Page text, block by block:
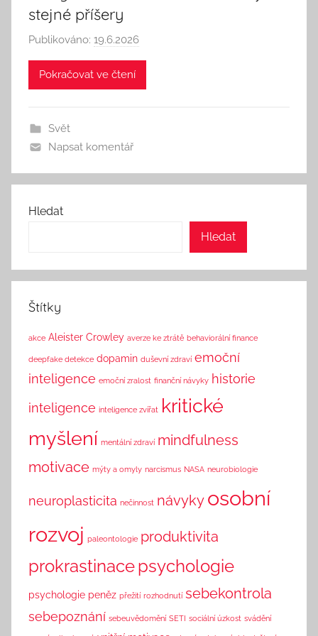
stejné příšery
Publikováno: 19.6.2026
u
e
T
n
k
Pokračovat ve čtení
Svět
Napsat komentář
Hledat
Hledat
Štítky
akce Aleister Crowley averze ke ztrátě behaviorální finance
deepfake detekce dopamin duševní zdraví emoční
inteligence emoční zralost finanční návyky historie
inteligence inteligence zvířat kritické
myšlení mentální zdraví mindfulness
motivace mýty a omyly narcismus NASA neurobiologie
neuroplasticita nečinnost návyky osobní
rozvoj paleontologie produktivita
prokrastinacepsychologie
psychologie peněz přežití rozhodnutí sebekontrola
sebepoznání sebeuvědomění SETI sociální úzkost svádění